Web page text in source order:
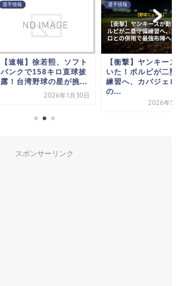
選手情報
【速報】徐若熙、ソフト
バンクで158キロ直球披
露！台湾野球の星が挑...
2026年1月30日
選手情報
【衝撃】ヤンキース
いた！ボルピが二塁
練習へ、カバジェロ
の...
2026年5
スポンサーリンク